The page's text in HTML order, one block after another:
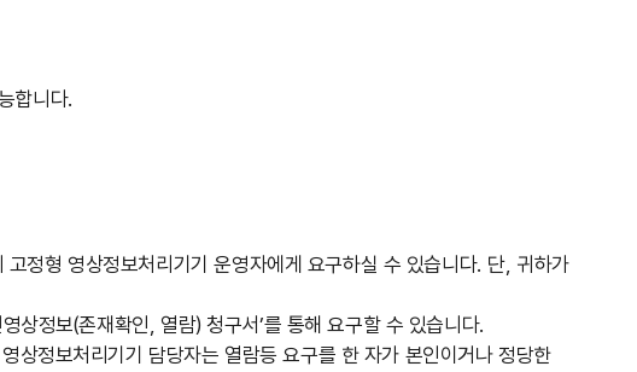
합니다.
정형 영상정보처리기기 운영자에게 요구하실 수 있습니다. 단, 귀하가
상정보(존재확인, 열람) 청구서’를 통해 요구할 수 있습니다.
상정보처리기기 담당자는 열람등 요구를 한 자가 본인이거나 정당한